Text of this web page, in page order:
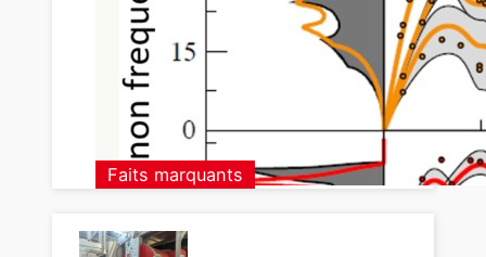
i
r
n
Faits marquants